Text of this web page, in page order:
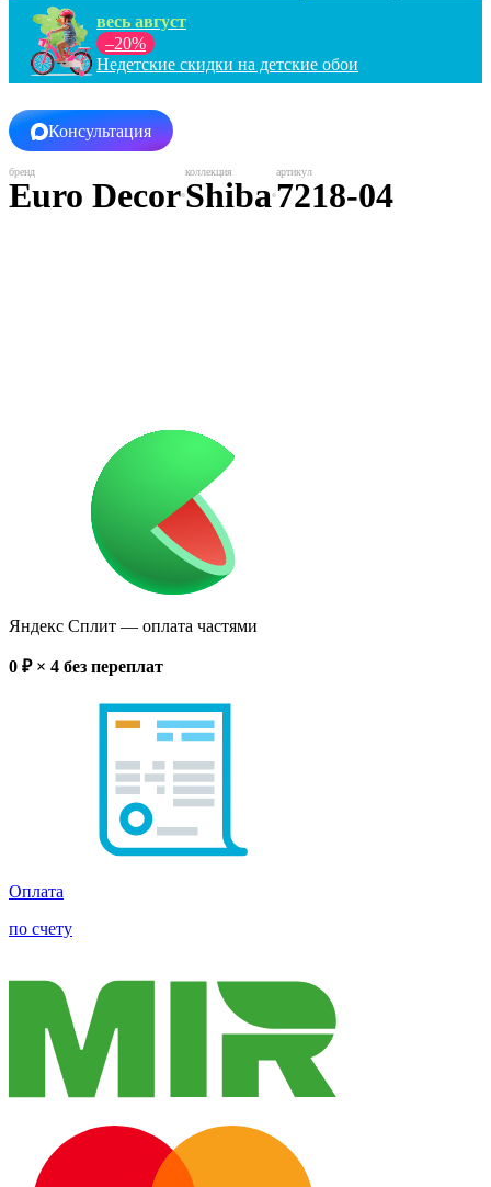
весь август
–20%
Недетские скидки на детские обои
Консультация
Euro DecorShiba7218-04
Яндекс Сплит — оплата частями
0 ₽ × 4 без переплат
Оплата
по счету